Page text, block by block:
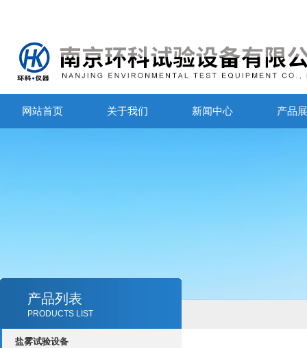
网站首页 关于我们 新闻中心 产品
产品列表
PRODUCTS LIST
盐雾试验设备